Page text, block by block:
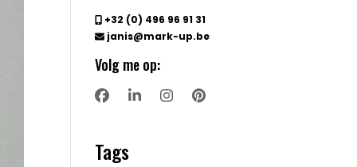
+32 (0) 496 96 91 31
janis@mark-up.be
Volg me op:
Tags